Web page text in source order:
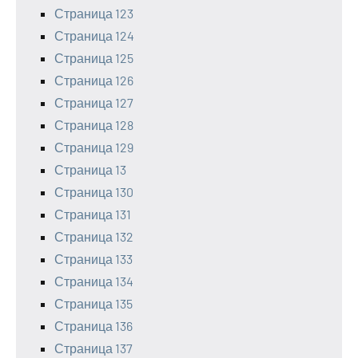
Страница 123
Страница 124
Страница 125
Страница 126
Страница 127
Страница 128
Страница 129
Страница 13
Страница 130
Страница 131
Страница 132
Страница 133
Страница 134
Страница 135
Страница 136
Страница 137